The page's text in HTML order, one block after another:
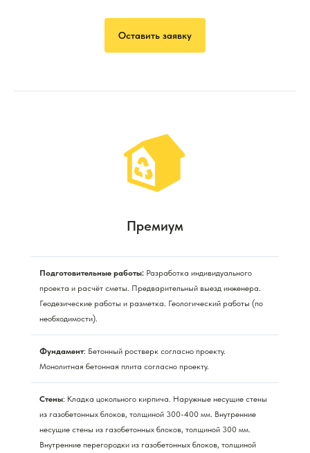
Оставить заявку
Премиум
Подготовительные работы: Разработка индивидуального
проекта и расчёт сметы. Предварительный выезд инженера.
Геодезические работы и разметка. Геологический работы (по
необходимости).
Фундамент: Бетонный ростверк согласно проекту.
Монолитная бетонная плита согласно проекту.
Стены: Кладка цокольного кирпича. Наружные несущие стены
из газобетонных блоков, толщиной 300-400 мм. Внутренние
несущие стены из газобетонных блоков, толщиной 300 мм.
Внутренние перегородки из газобетонных блоков, толщиной